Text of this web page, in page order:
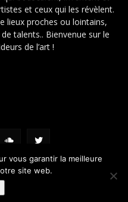
et ceux qui les révèlent.
lieux proches ou lointains,
talents.. Bienvenue sur le
de l’art !
vous garantir la meilleure
site web.